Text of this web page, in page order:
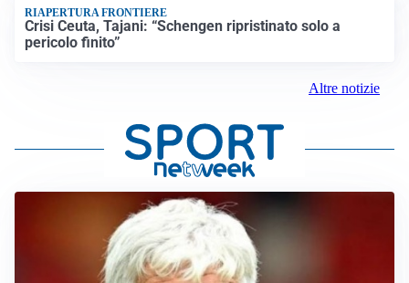
RIAPERTURA FRONTIERE
Crisi Ceuta, Tajani: “Schengen ripristinato solo a
pericolo finito”
Altre notizie